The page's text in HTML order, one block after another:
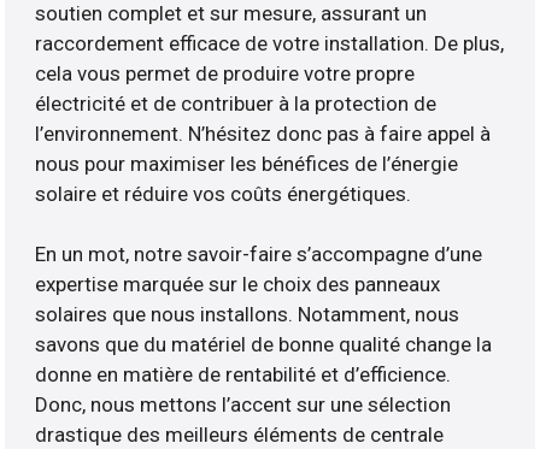
soutien complet et sur mesure, assurant un
raccordement efficace de votre installation. De plus,
cela vous permet de produire votre propre
électricité et de contribuer à la protection de
l’environnement. N’hésitez donc pas à faire appel à
nous pour maximiser les bénéfices de l’énergie
solaire et réduire vos coûts énergétiques.
En un mot, notre savoir-faire s’accompagne d’une
expertise marquée sur le choix des panneaux
solaires que nous installons. Notamment, nous
savons que du matériel de bonne qualité change la
donne en matière de rentabilité et d’efficience.
Donc, nous mettons l’accent sur une sélection
drastique des meilleurs éléments de centrale